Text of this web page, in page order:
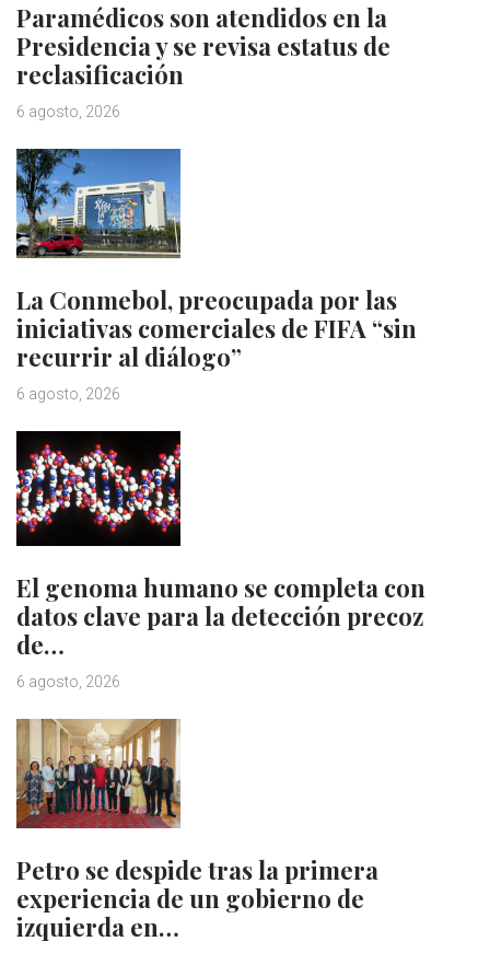
Paramédicos son atendidos en la
Presidencia y se revisa estatus de
reclasificación
6 agosto, 2026
La Conmebol, preocupada por las
iniciativas comerciales de FIFA “sin
recurrir al diálogo”
6 agosto, 2026
El genoma humano se completa con
datos clave para la detección precoz
de…
6 agosto, 2026
Petro se despide tras la primera
experiencia de un gobierno de
izquierda en…